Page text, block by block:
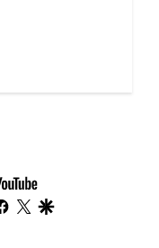
youtube-
footer
facebook
twitter